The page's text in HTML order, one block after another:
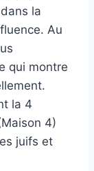
la
Au
qui montre
la 4
4)
juifs et